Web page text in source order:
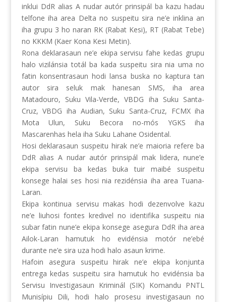
inklui DdR alias A nudar autór prinsipál ba kazu hadau
telfone iha area Delta no suspeitu sira ne’e inklina an
iha grupu 3 ho naran RK (Rabat Kesi), RT (Rabat Tebe)
no KKKM (Kaer Kona Kesi Metin).
Rona deklarasaun ne’e ekipa servisu fahe kedas grupu
halo vizilánsia totál ba kada suspeitu sira nia uma no
fatin konsentrasaun hodi lansa buska no kaptura tan
autor sira seluk mak hanesan SMS, iha area
Matadouro, Suku Vila-Verde, VBDG iha Suku Santa-
Cruz, VBDG iha Audian, Suku Santa-Cruz, FCMX iha
Mota Ulun, Suku Becora no-mós YGKS iha
Mascarenhas hela iha Suku Lahane Osidental.
Hosi deklarasaun suspeitu hirak ne’e maioria refere ba
DdR alias A nudar autór prinsipál mak lidera, nune’e
ekipa servisu ba kedas buka tuir maibé suspeitu
konsege halai ses hosi nia rezidénsia iha area Tuana-
Laran.
Ekipa kontinua servisu makas hodi dezenvolve kazu
ne’e liuhosi fontes kredivel no identifika suspeitu nia
subar fatin nune’e ekipa konsege asegura DdR iha area
Ailok-Laran hamutuk ho evidénsia motór ne’ebé
durante ne’e sira uza hodi halo asaun krime.
Hafoin asegura suspeitu hirak ne’e ekipa konjunta
entrega kedas suspeitu sira hamutuk ho evidénsia ba
Servisu Investigasaun Kriminál (SIK) Komandu PNTL
Munisípiu Dili, hodi halo prosesu investigasaun no